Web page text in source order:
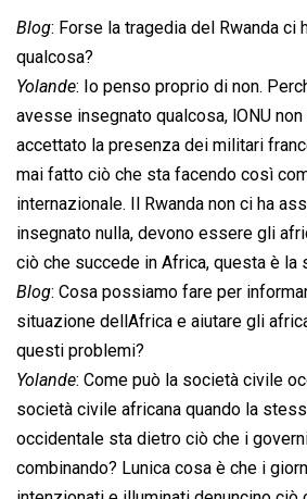
Blog: Forse la tragedia del Rwanda ci
qualcosa?
Yolande: Io penso proprio di non.
avesse insegnato qualcosa, lONU
accettato la presenza dei militari
mai fatto ciò che sta facendo così
internazionale. Il Rwanda non ci ha
insegnato nulla, devono essere gli
ciò che succede in Africa, questa è la
Blog: Cosa possiamo fare per
situazione dellAfrica e aiutare gli
questi problemi?
Yolande: Come può la società civile
società civile africana quando la
occidentale sta dietro ciò che i
combinando? Lunica cosa è che i